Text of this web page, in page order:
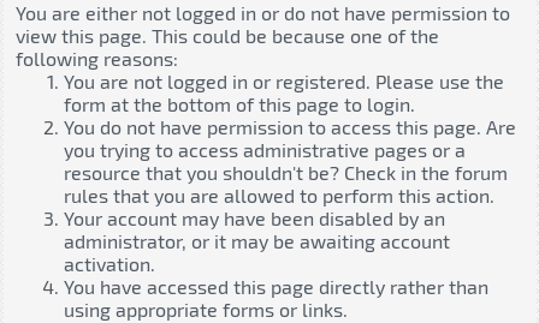
You are either not logged in or do not have permission to
view this page. This could be because one of the
following reasons:
You are not logged in or registered. Please use the
form at the bottom of this page to login.
You do not have permission to access this page. Are
you trying to access administrative pages or a
resource that you shouldn't be? Check in the forum
rules that you are allowed to perform this action.
Your account may have been disabled by an
administrator, or it may be awaiting account
activation.
You have accessed this page directly rather than
using appropriate forms or links.